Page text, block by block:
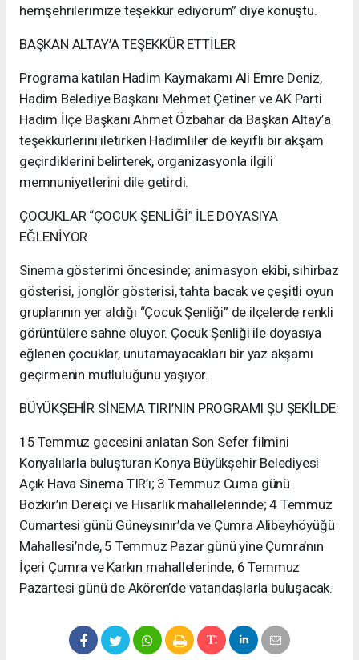
hemşehrilerimize teşekkür ediyorum” diye konuştu.
BAŞKAN ALTAY’A TEŞEKKÜR ETTİLER
Programa katılan Hadim Kaymakamı Ali Emre Deniz,
Hadim Belediye Başkanı Mehmet Çetiner ve AK Parti
Hadim İlçe Başkanı Ahmet Özbahar da Başkan Altay’a
teşekkürlerini iletirken Hadimliler de keyifli bir akşam
geçirdiklerini belirterek, organizasyonla ilgili
memnuniyetlerini dile getirdi.
ÇOCUKLAR “ÇOCUK ŞENLİĞİ” İLE DOYASIYA
EĞLENİYOR
Sinema gösterimi öncesinde; animasyon ekibi, sihirbaz
gösterisi, jonglör gösterisi, tahta bacak ve çeşitli oyun
gruplarının yer aldığı “Çocuk Şenliği” de ilçelerde renkli
görüntülere sahne oluyor. Çocuk Şenliği ile doyasıya
eğlenen çocuklar, unutamayacakları bir yaz akşamı
geçirmenin mutluluğunu yaşıyor.
BÜYÜKŞEHİR SİNEMA TIRI’NIN PROGRAMI ŞU ŞEKİLDE:
15 Temmuz gecesini anlatan Son Sefer filmini
Konyalılarla buluşturan Konya Büyükşehir Belediyesi
Açık Hava Sinema TIR’ı; 3 Temmuz Cuma günü
Bozkır’ın Dereiçi ve Hisarlık mahallelerinde; 4 Temmuz
Cumartesi günü Güneysınır’da ve Çumra Alibeyhöyüğü
Mahallesi’nde, 5 Temmuz Pazar günü yine Çumra’nın
İçeri Çumra ve Karkın mahallelerinde, 6 Temmuz
Pazartesi günü de Akören’de vatandaşlarla buluşacak.